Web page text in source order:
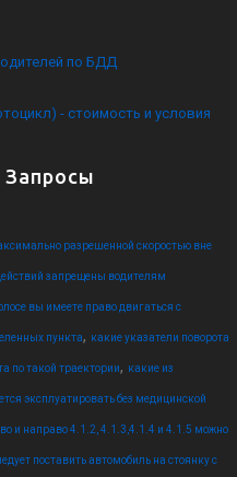
по БДД
- стоимость и условия
разрешенной скоростью вне
запрещены водителям
вы имеете право двигаться с
пункта, какие указатели поворота
по такой траектории, какие из
эксплуатировать без медицинской
и направо 4.1.2, 4.1.3,4.1.4 и 4.1.5 можно
поставить автомобиль на стоянку с